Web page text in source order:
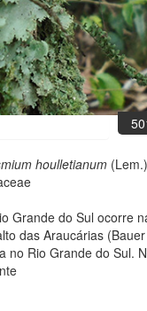
houlletianum
Grande do Sul ocorre
das Araucárias
no Rio Grande do Sul.